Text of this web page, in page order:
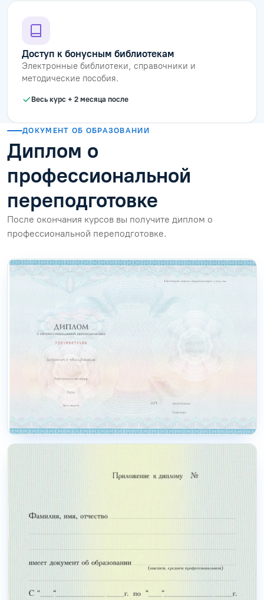
Доступ к бонусным библиотекам
Электронные библиотеки, справочники и
методические пособия.
Весь курс + 2 месяца после
ДОКУМЕНТ ОБ ОБРАЗОВАНИИ
Диплом о
профессиональной
переподготовке
После окончания курсов вы получите диплом о
профессиональной переподготовке.